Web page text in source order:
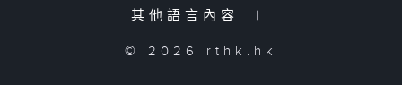
其他語言內容
|
© 2026 rthk.hk